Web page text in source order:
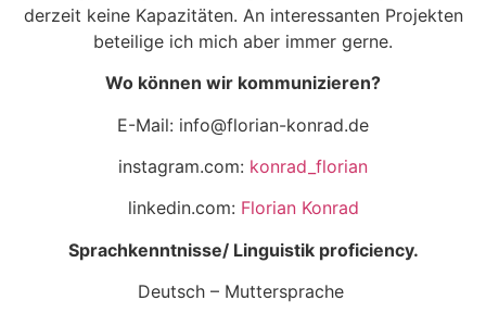
derzeit keine Kapazitäten. An interessanten Projekten
beteilige ich mich aber immer gerne.
Wo können wir kommunizieren?
E-Mail: info@florian-konrad.de
instagram.com: konrad_florian
linkedin.com: Florian Konrad
Sprachkenntnisse/ Linguistik proficiency.
Deutsch – Muttersprache